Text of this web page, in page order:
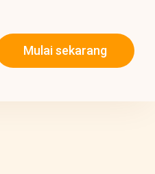
Mulai sekarang